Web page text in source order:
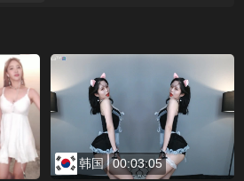
韩国 00:03:05